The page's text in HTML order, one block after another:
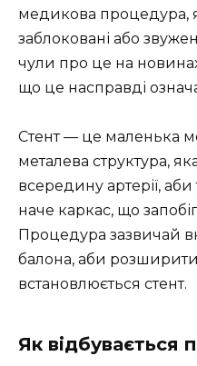
медикова процедура,
заблоковані або
чули про це на
що це насправді
Стент — це маленька
металева структура,
всередину артерії,
наче каркас, що
Процедура зазвичай
балона, аби розширити
встановлюється стент.
Як відбувається